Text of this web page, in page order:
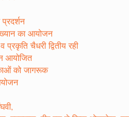
का आयोजन
प्रकृति चैधरी द्वितीय रही
आयोजित
को जागरूक